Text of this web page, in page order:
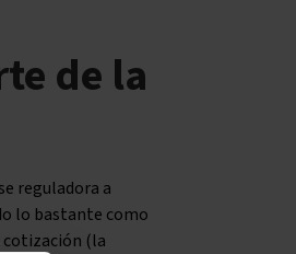
de la
reguladora a
lo bastante como
cotización (la